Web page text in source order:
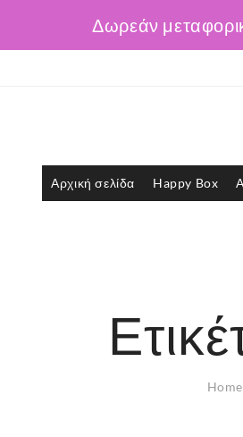
Δωρεάν
Αρχική σελίδα Happy Box
Home